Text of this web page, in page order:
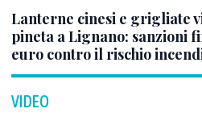
Lanterne cinesi e grigliate
pineta a Lignano: sanzioni
euro contro il rischio
VIDEO